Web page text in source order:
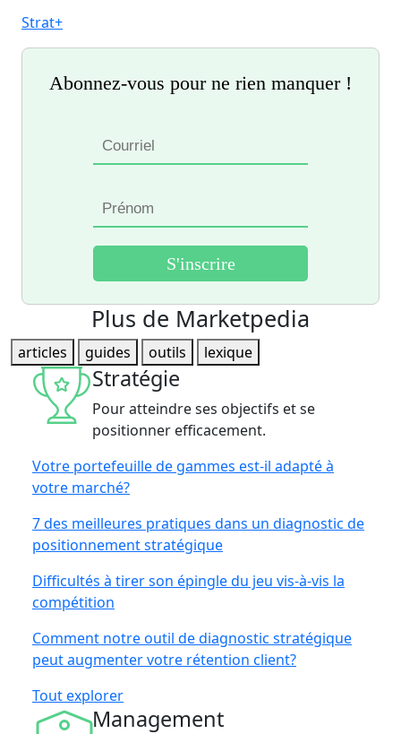
Strat+
Abonnez-vous pour ne rien manquer !
Plus de Marketpedia
articles guides outils lexique
Stratégie
Pour atteindre ses objectifs et se
positionner efficacement.
Votre portefeuille de gammes est-il adapté à
votre marché?
7 des meilleures pratiques dans un diagnostic de
positionnement stratégique
Difficultés à tirer son épingle du jeu vis-à-vis la
compétition
Comment notre outil de diagnostic stratégique
peut augmenter votre rétention client?
Tout explorer
Management